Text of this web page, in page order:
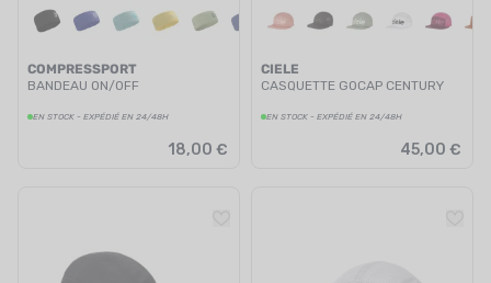
CARTE CADEAU
MON PANIER
COMPRESSPORT
BANDEAU ON/OFF
EN STOCK - EXPÉDIÉ EN 24/48H
18,00 €
CIELE
CASQUETTE GOCAP CENTURY
EN STOCK - EXPÉDIÉ EN 24/48H
45,00 €